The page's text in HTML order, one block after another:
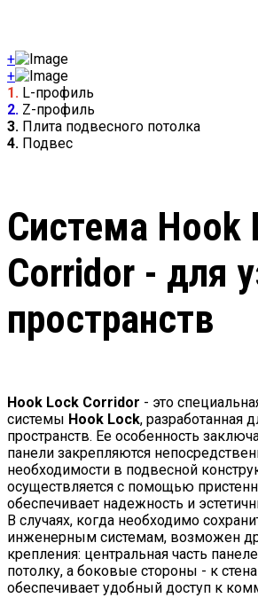
+
+
1. L-профиль
2. Z-профиль
3. Плита подвесного потолка
4. Подвес
Система Hook
Corridor - для
пространств
Hook Lock Corridor - это
системы Hook Lock, разработанная
пространств. Ее особенность
панели закрепляются
необходимости в подвесной
осуществляется с помощью
обеспечивает надежность и
В случаях, когда необходимо
инженерным системам, возможен
крепления: центральная часть
потолку, а боковые стороны - к
обеспечивает удобный доступ к